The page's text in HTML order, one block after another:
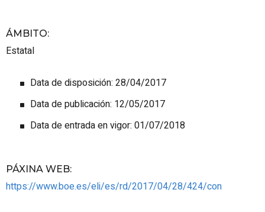
ÁMBITO:
Estatal
Data de disposición: 28/04/2017
Data de publicación: 12/05/2017
Data de entrada en vigor: 01/07/2018
PÁXINA WEB:
https://www.boe.es/eli/es/rd/2017/04/28/424/con